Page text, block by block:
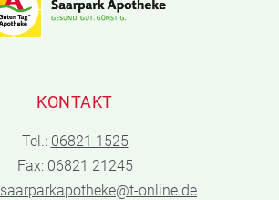
KONTAKT
Tel.: 06821 1525
Fax: 06821 21245
saarparkapotheke@t-online.de